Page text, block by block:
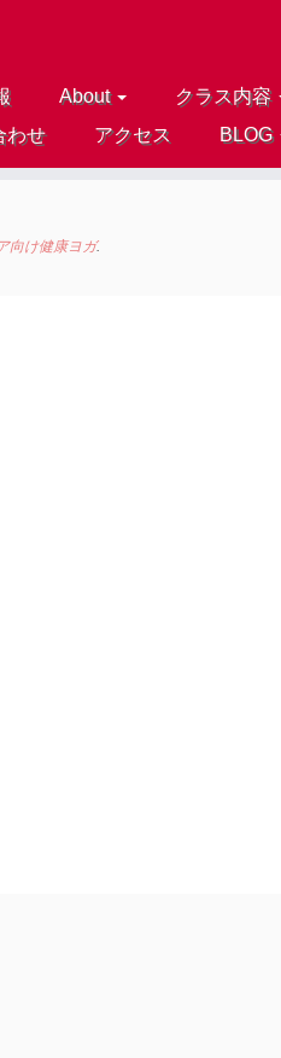
About クラス内容
わせ
アクセス BLOG
向け健康ヨガ.